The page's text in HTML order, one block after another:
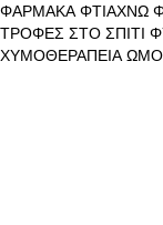
ΦΑΡΜΑΚΑ ΦΤΙΑΧΝΩ
ΤΡΟΦΕΣ ΣΤΟ ΣΠΙΤΙ
ΧΥΜΟΘΕΡΑΠΕΙΑ